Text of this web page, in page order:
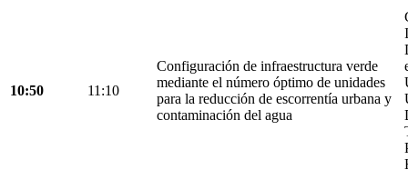
10:50 11:10
Configuración de infraestructura verde
mediante el número óptimo de unidades
para la reducción de escorrentía urbana y
contaminación del agua